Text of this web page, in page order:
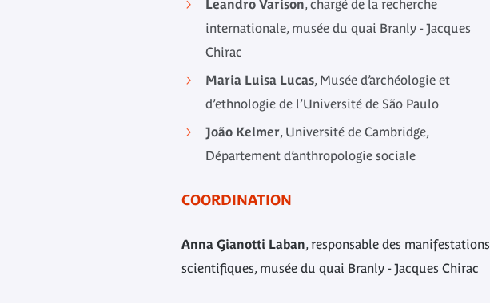
Leandro Varison, chargé de la recherche
internationale, musée du quai Branly - Jacques
Chirac
Maria Luisa Lucas, Musée d’archéologie et
d’ethnologie de l’Université de São Paulo
João Kelmer, Université de Cambridge,
Département d’anthropologie sociale
COORDINATION
Anna Gianotti Laban, responsable des manifestations
scientifiques, musée du quai Branly - Jacques Chirac